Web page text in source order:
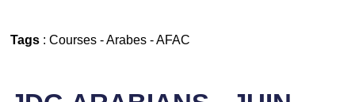
Tags: Courses-Arabes-AFAC